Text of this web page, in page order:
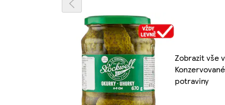
Zobrazit vše v
Konzervované
potraviny